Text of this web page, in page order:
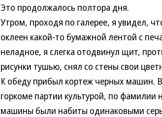
Это продолжалось полтора дня.
Утром, проходя по галерее, я увидел,
оклеен какой-то бумажной лентой с
неладное, я слегка отодвинул щит,
рисунки тушью, снял со стены свои
К обеду прибыл кортеж черных машин.
горкоме партии культурой, по
машины были набиты одинаковыми